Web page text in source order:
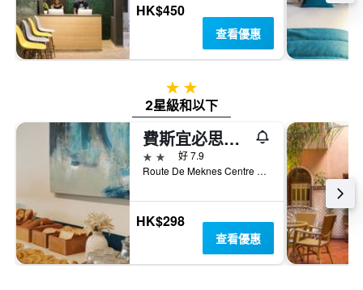
HK$450
查看優惠
2星級
2星級和以下
費斯宜必思快捷酒店 - 非斯
2星級
好 7.9
Route De Meknes Centre Marjane Lotissement Hiba, 非斯, 摩洛哥
HK$298
查看優惠